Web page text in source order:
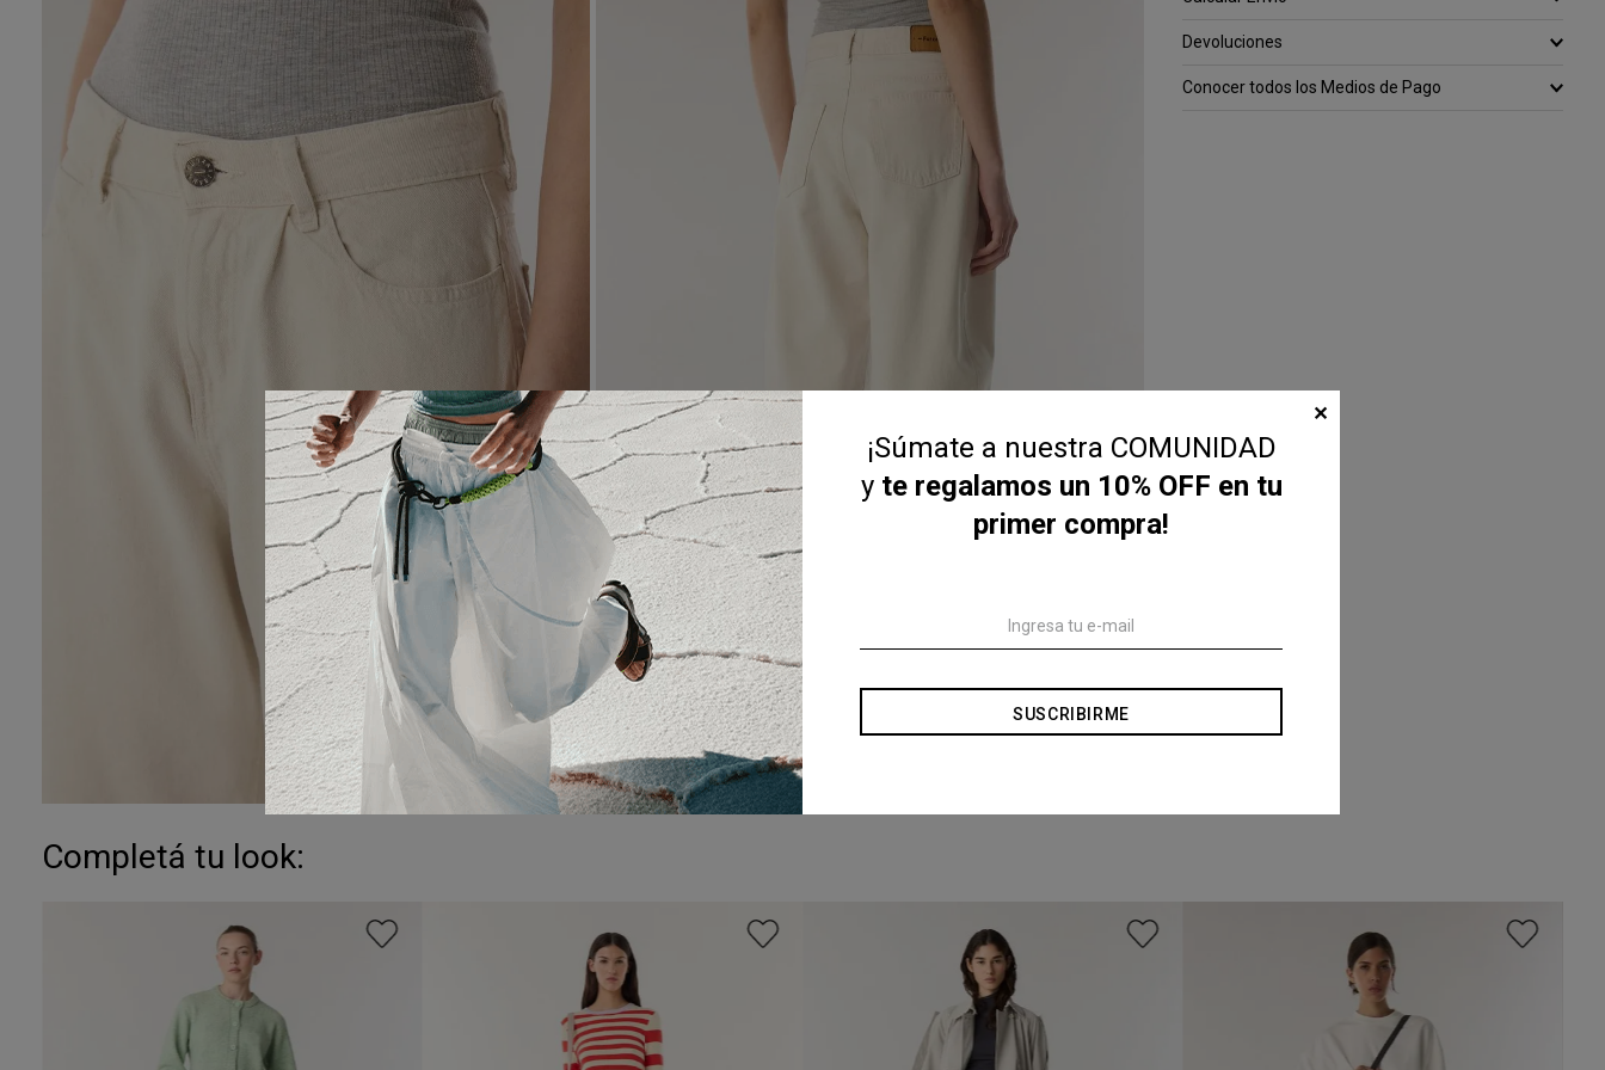
Devoluciones
Conocer todos los Medios de Pago
Completá tu look:
¡Súmate a nuestra COMUNIDAD
y te regalamos un 10% OFF en tu
primer compra!
SUSCRIBIRME
✕